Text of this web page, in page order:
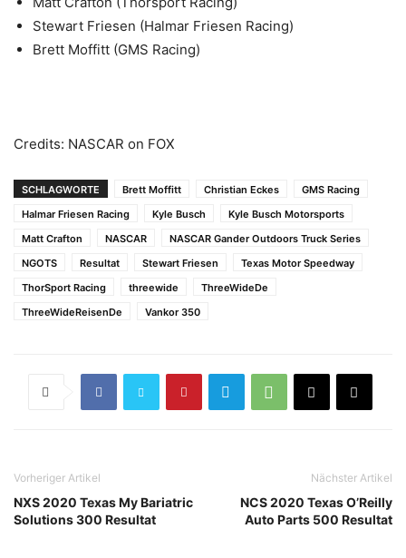
Stewart Friesen (Halmar Friesen Racing)
Brett Moffitt (GMS Racing)
Credits: NASCAR on FOX
SCHLAGWORTE Brett Moffitt Christian Eckes
GMS Racing
Halmar Friesen Racing
Kyle Busch
Kyle Busch Motorsports
Matt Crafton
NASCAR
NASCAR Gander Outdoors Truck Series
NGOTS
Resultat Stewart Friesen
Texas Motor Speedway
ThorSport Racing
threewide
ThreeWideDe
ThreeWideReisenDe
Vankor 350
Vorheriger Artikel
NXS 2020 Texas My Bariatric
Solutions 300 Resultat
Nächster Artikel
NCS 2020 Texas O’Reilly
Auto Parts 500 Resultat